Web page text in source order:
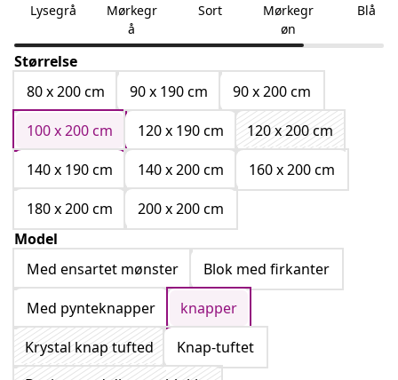
Lysegrå
Mørkegr
å
Sort
Mørkegr
øn
Blå
Størrelse
80 x 200 cm
90 x 190 cm
90 x 200 cm
100 x 200 cm
120 x 190 cm
120 x 200 cm
140 x 190 cm
140 x 200 cm
160 x 200 cm
180 x 200 cm
200 x 200 cm
Model
Med ensartet mønster
Blok med firkanter
Med pynteknapper
knapper
Krystal knap tufted
Knap-tuftet